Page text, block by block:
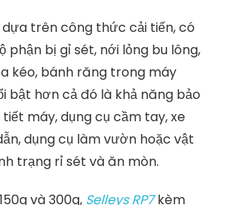
dựa trên công thức cải tiến, có
phận bị gỉ sét, nới lỏng bu lông,
kéo, bánh răng trong máy
bật hơn cả đó là khả năng bảo
máy, dụng cụ cầm tay, xe
dụng cụ làm vườn hoặc vật
trạng rỉ sét và ăn mòn.
và 300g, Selleys RP7kèm